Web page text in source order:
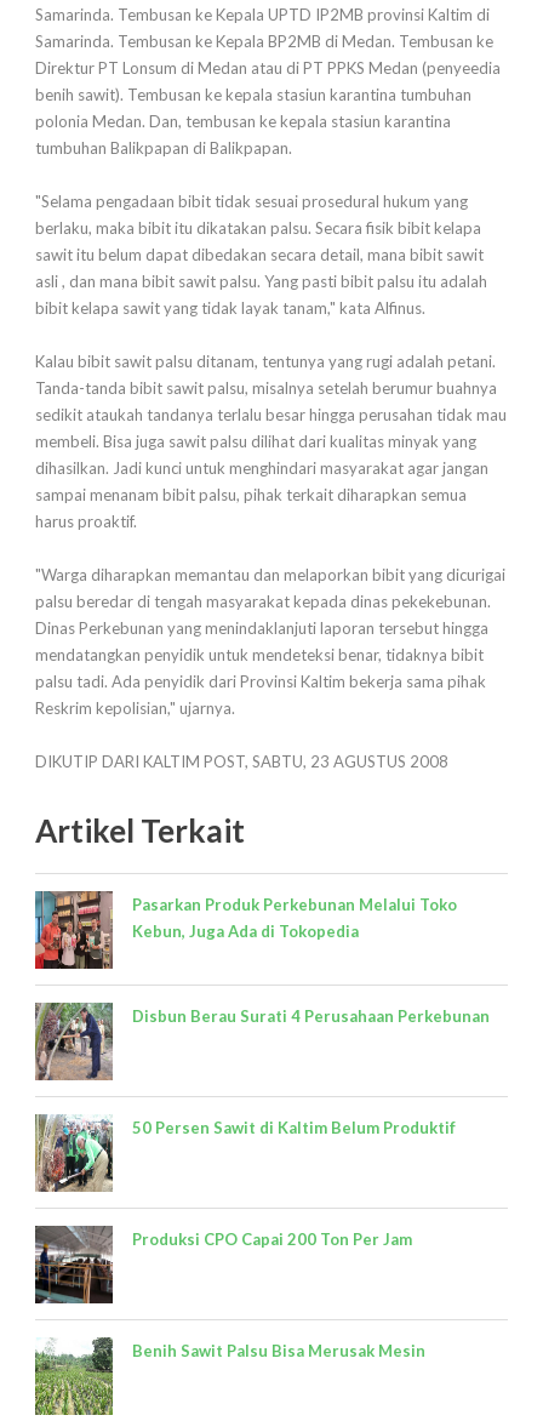
Samarinda. Tembusan ke Kepala UPTD IP2MB provinsi Kaltim di
Samarinda. Tembusan ke Kepala BP2MB di Medan. Tembusan ke
Direktur PT Lonsum di Medan atau di PT PPKS Medan (penyeedia
benih sawit). Tembusan ke kepala stasiun karantina tumbuhan
polonia Medan. Dan, tembusan ke kepala stasiun karantina
tumbuhan Balikpapan di Balikpapan.
"Selama pengadaan bibit tidak sesuai prosedural hukum yang
berlaku, maka bibit itu dikatakan palsu. Secara fisik bibit kelapa
sawit itu belum dapat dibedakan secara detail, mana bibit sawit
asli , dan mana bibit sawit palsu. Yang pasti bibit palsu itu adalah
bibit kelapa sawit yang tidak layak tanam," kata Alfinus.
Kalau bibit sawit palsu ditanam, tentunya yang rugi adalah petani.
Tanda-tanda bibit sawit palsu, misalnya setelah berumur buahnya
sedikit ataukah tandanya terlalu besar hingga perusahan tidak mau
membeli. Bisa juga sawit palsu dilihat dari kualitas minyak yang
dihasilkan. Jadi kunci untuk menghindari masyarakat agar jangan
sampai menanam bibit palsu, pihak terkait diharapkan semua
harus proaktif.
"Warga diharapkan memantau dan melaporkan bibit yang dicurigai
palsu beredar di tengah masyarakat kepada dinas pekekebunan.
Dinas Perkebunan yang menindaklanjuti laporan tersebut hingga
mendatangkan penyidik untuk mendeteksi benar, tidaknya bibit
palsu tadi. Ada penyidik dari Provinsi Kaltim bekerja sama pihak
Reskrim kepolisian," ujarnya.
DIKUTIP DARI KALTIM POST, SABTU, 23 AGUSTUS 2008
Artikel Terkait
Pasarkan Produk Perkebunan Melalui Toko
Kebun, Juga Ada di Tokopedia
Disbun Berau Surati 4 Perusahaan Perkebunan
50 Persen Sawit di Kaltim Belum Produktif
Produksi CPO Capai 200 Ton Per Jam
Benih Sawit Palsu Bisa Merusak Mesin